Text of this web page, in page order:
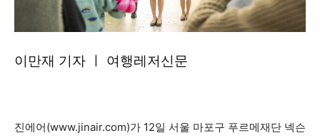
이만재 기자 ㅣ 여행레저신문
진에어(www.jinair.com)가 12일 서울 마포구 푸르메재단 넥슨